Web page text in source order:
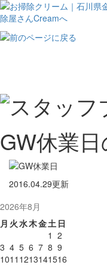
GW休業
2016.04.29更新
2026年8月
月 火水木金土 日
1 2
3 4 5 6 7 8 9
1011 1213141516